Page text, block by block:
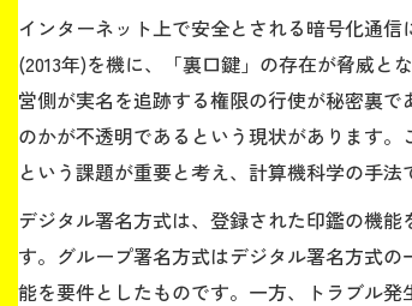
入試情報サイト
インターネット上で安全とされる暗号化通
(2013年)を機に、「裏口鍵」の存在が脅威と
営側が実名を追跡する権限の行使が秘密裏
のかが不透明であるという現状があります
という課題が重要と考え、計算機科学の手法
デジタル署名方式は、登録された印鑑の機
す。グループ署名方式はデジタル署名方式
能を要件としたものです。一方、トラブル